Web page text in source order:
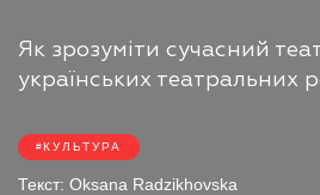
Як зрозуміти сучасний
українських театральних
КУЛЬТУРА
Текст: Oksana Radzikhovska